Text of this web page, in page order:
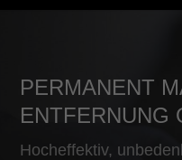
PERMANENT
ENTFERNUNG
Hocheffektiv,